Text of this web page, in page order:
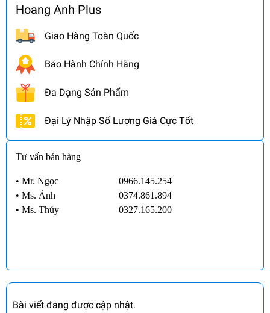
Hoang Anh Plus
Giao Hàng Toàn Quốc
Bảo Hành Chính Hãng
Đa Dạng Sản Phẩm
Đại Lý Nhập Số Lượng Giá Cực Tốt
Tư vấn bán hàng
• Mr. Ngọc
0966.145.254
• Ms. Ánh
0374.861.894
• Ms. Thúy 0327.165.200
Bài viết đang được cập nhật.